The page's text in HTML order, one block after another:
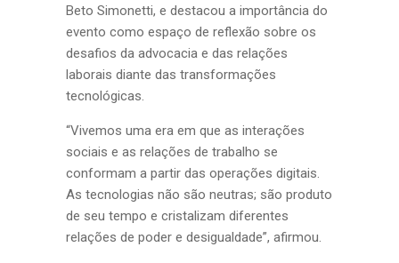
Beto Simonetti, e destacou a importância do
evento como espaço de reflexão sobre os
desafios da advocacia e das relações
laborais diante das transformações
tecnológicas.
“Vivemos uma era em que as interações
sociais e as relações de trabalho se
conformam a partir das operações digitais.
As tecnologias não são neutras; são produto
de seu tempo e cristalizam diferentes
relações de poder e desigualdade”, afirmou.